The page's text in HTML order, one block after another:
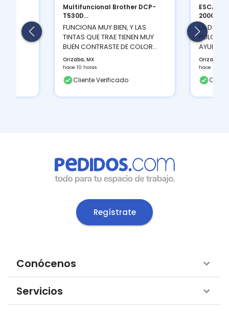
Multifuncional Brother DCP-
T530D...
FUNCIONA MUY BIEN, Y LAS
TINTAS QUE TRAE TIENEN MUY
BUEN CONTRASTE DE COLOR...
Orizaba, MX
hace 10 horas
Cliente Verificado
2000 S...
LA
AYUDA A
Orizaba,
hace 10
Regístrate
Conócenos
Servicios